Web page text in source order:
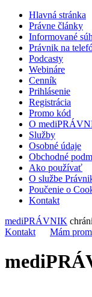
Hlavná stránka
Právne články
Informované
Právnik na
Podcasty
Webináre
Cenník
Prihlásenie
Registrácia
Promo kód
O
Služby
Osobné údaje
Obchodné
Ako používať
O službe
Poučenie o
Kontakt
mediPRÁVNIK
Kontakt
Mám